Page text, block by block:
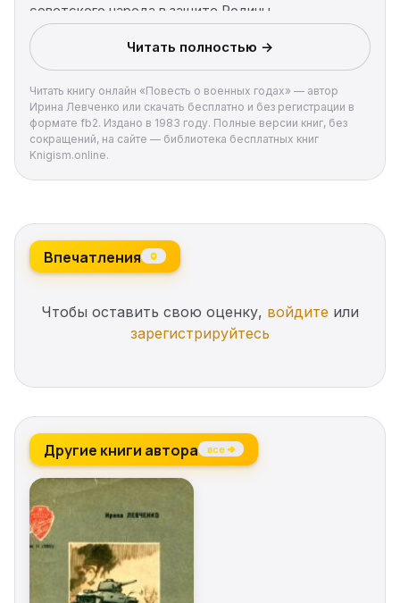
советского народа в защите Родины.
Читать полностью →
Читать книгу онлайн «Повесть о военных годах» — автор
Ирина Левченко или скачать бесплатно и без регистрации в
формате fb2. Издано в 1983 году. Полные версии книг, без
сокращений, на сайте — библиотека бесплатных книг
Knigism.online.
Впечатления 0
Чтобы оставить свою оценку, войдите или
зарегистрируйтесь
Другие книги автора все →